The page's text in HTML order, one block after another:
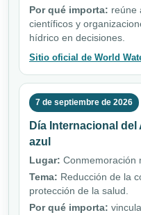
Por qué importa: reúne
científicos y
hídrico en decisiones.
Sitio oficial de World
7 de septiembre de 2026
Día Internacional
azul
Lugar: Conmemoración
Tema: Reducción de la
protección de la salud.
Por qué importa: